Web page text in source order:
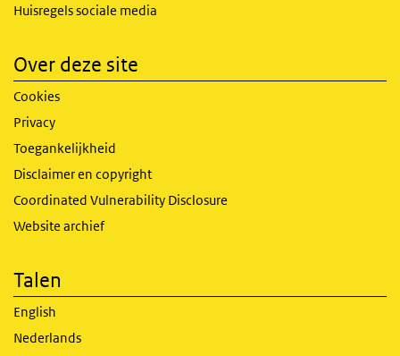
Huisregels sociale media
Over deze site
Cookies
Privacy
Toegankelijkheid
Disclaimer en copyright
Coordinated Vulnerability Disclosure
Website archief
Talen
English
Nederlands